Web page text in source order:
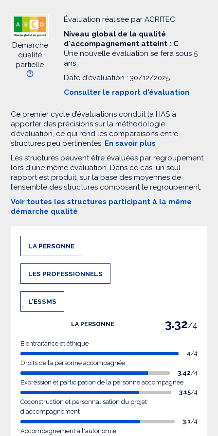
Démarche
qualité
partielle
Évaluation réalisée par ACRITEC
Niveau global de la qualité
d'accompagnement atteint : C
Une nouvelle évaluation se fera sous 5
ans
Date d'évaluation : 30/12/2025
Consulter le rapport d'évaluation
Ce premier cycle d’évaluations conduit la HAS à
apporter des précisions sur la méthodologie
d’évaluation, ce qui rend les comparaisons entre
structures peu pertinentes. En savoir plus
Les structures peuvent être évaluées par regroupement
lors d'une même évaluation. Dans ce cas, un seul
rapport est produit, sur la base des moyennes de
l’ensemble des structures composant le regroupement.
Voir toutes les structures participant à la même
démarche qualité
LA PERSONNE
LES PROFESSIONNELS
L'ESSMS
LA PERSONNE 3.32/4
Bientraitance et éthique
4/4
Droits de la personne accompagnée
3.42/4
Expression et participation de la personne accompagnée
3.15/4
Coconstruction et personnalisation du projet
d'accompagnement
3.1/4
Accompagnement à l'autonomie